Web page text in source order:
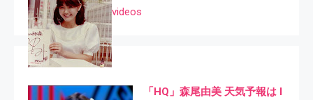
videos
「HQ」森尾由美 天気予報は I